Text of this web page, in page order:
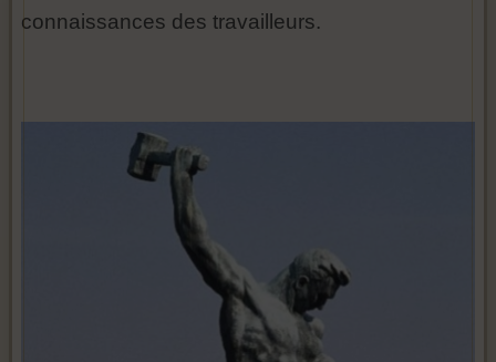
connaissances des travailleurs.